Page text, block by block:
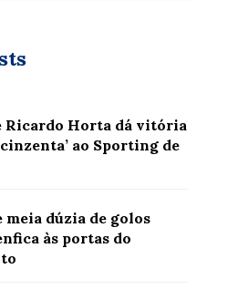
Ricardo Horta dá vitória
ao Sporting de
meia dúzia de golos
às portas do